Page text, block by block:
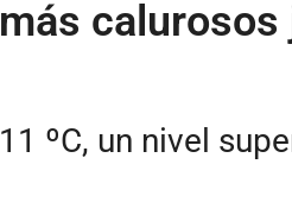
ºC, un nivel